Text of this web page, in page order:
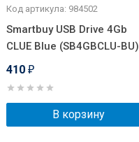
Код артикула: 984502
Smartbuy USB Drive 4Gb
CLUE Blue (SB4GBCLU-BU)
410 ₽
В корзину